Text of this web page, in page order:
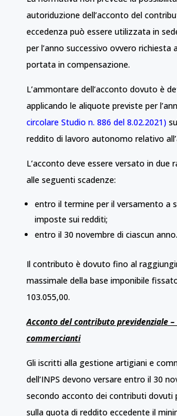
autoriduzione dell’acconto del
eccedenza può essere utilizzata in
per l’anno successivo ovvero richiesta
portata in compensazione.
L’ammontare dell’acconto dovuto è
applicando le aliquote previste per
circolare Studio n. 886 del 8.02.2021)
reddito di lavoro autonomo relativo
L’acconto deve essere versato in due
alle seguenti scadenze:
entro il termine per il versamento a
imposte sui redditi;
entro il 30 novembre di ciascun anno.
Il contributo è dovuto fino al
massimale della base imponibile
103.055,00.
Acconto del contributo previdenziale
commercianti
Gli iscritti alla gestione artigiani e
dell’INPS devono versare entro il 30
secondo acconto dei contributi dovuti
sulla quota di reddito eccedente il